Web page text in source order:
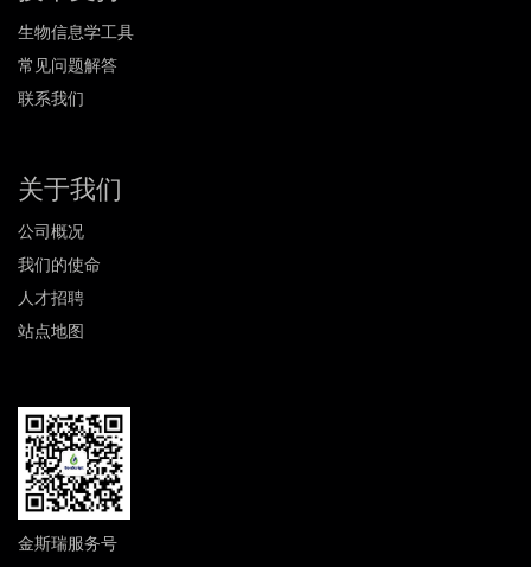
生物信息学工具
常见问题解答
联系我们
关于我们
公司概况
我们的使命
人才招聘
站点地图
金斯瑞服务号